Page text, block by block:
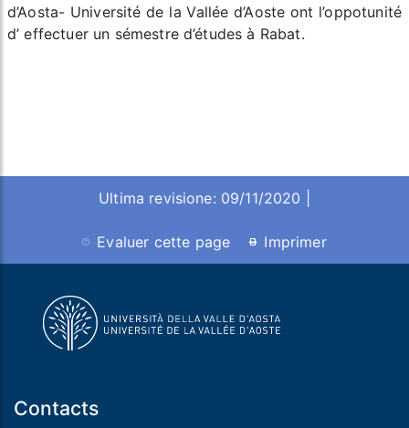
d’Aosta- Université de la Vallée d’Aoste ont l’oppotunité
d’ effectuer un sémestre d’études à Rabat.
Ultima revisione: 09/11/2020 |
Evaluer cette page Imprimer
Contacts